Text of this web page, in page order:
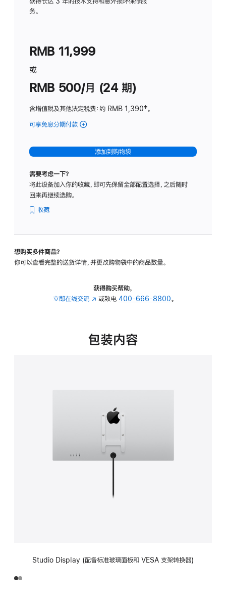
务。
RMB 11,999
或
RMB 500/月 (24 期)
含增值税及其他法定税费：约 RMB 1,390脚
‡。
可享免息分期付款 (Studio
-
标
璃
转
的
添加到购物袋
需要考虑一下？
将此设备加入你的收藏，即可先保留全部配置选择，之后随时
回来再继续选购。
收藏
想购买多件商品？
你可以查看完整的送货详情，并更改购物袋中的商品数量。
获得购买帮助，
立即在线交流 (在
中
或致电 400-666-8800。
包装内容
Studio Display (配备标准玻璃面板和 VESA 支架转换器)